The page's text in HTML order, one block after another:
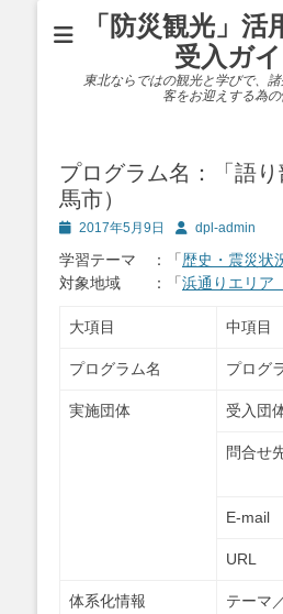
「防災観光」
受入ガ
東北ならではの観光と学びで、
客をお迎えする為
プログラム名：「語
馬市）
投
日
2017年5月9日
投
者
dpl-admin
学習テーマ ：「歴史・震災状
対象地域 ：「浜通りエリア
大項目 中項目
プログラム名 プログ
実施団体 受入団
問合せ
E-mail
URL
体系化情報 テーマ